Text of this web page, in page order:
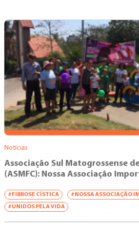
Notícias
Associação Sul Matogrossense
(ASMFC): Nossa Associação
#FIBROSE CÍSTICA #NOSSA ASSOCIAÇÃO
#UNIDOS PELA VIDA